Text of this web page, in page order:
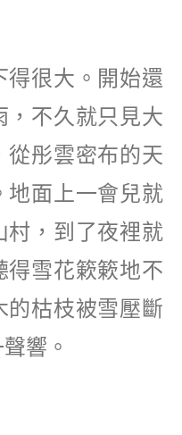
得很大。開始還
，不久就只見大
從彤雲密布的天
地面上一會兒就
村，到了夜裡就
得雪花簌簌地不
的枯枝被雪壓斷
響。